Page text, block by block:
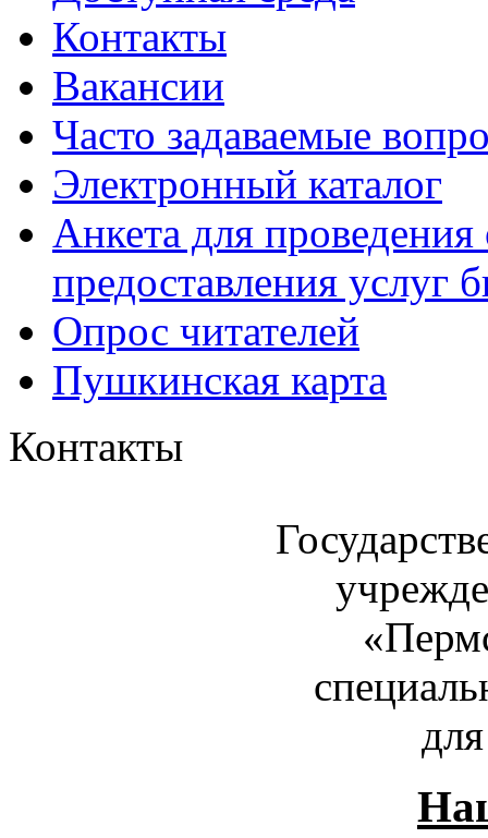
Контакты
Вакансии
Часто задаваемые
Электронный каталог
Анкета для проведения
предоставления услуг
Опрос читателей
Пушкинская карта
Контакты